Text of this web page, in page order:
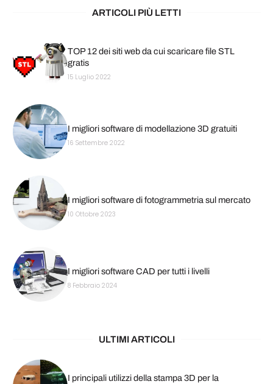
ARTICOLI PIÙ LETTI
TOP 12 dei siti web da cui scaricare file STL
gratis
15 Luglio 2022
I migliori software di modellazione 3D gratuiti
16 Settembre 2022
I migliori software di fotogrammetria sul mercato
10 Ottobre 2023
I migliori software CAD per tutti i livelli
8 Febbraio 2024
ULTIMI ARTICOLI
I principali utilizzi della stampa 3D per la